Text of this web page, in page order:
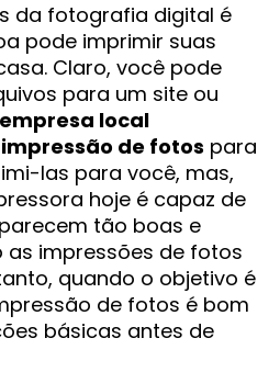
da fotografia digital é
pode imprimir suas
Claro, você pode
para um site ou
empresa local
de fotos para
las para você, mas,
hoje é capaz de
tão boas e
impressões de fotos
quando o objetivo é
de fotos é bom
básicas antes de